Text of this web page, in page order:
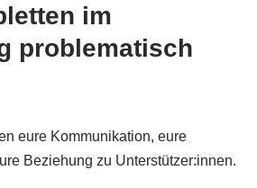
im
problematisch
eure Kommunikation, eure
Beziehung zu Unterstützer:innen.